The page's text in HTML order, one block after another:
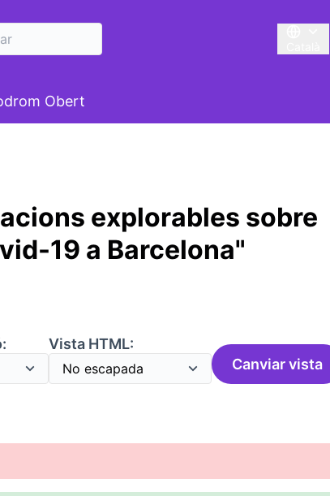
Triar la
Obert
explorables sobre
19 a Barcelona"
Vista HTML:
Canviar vista